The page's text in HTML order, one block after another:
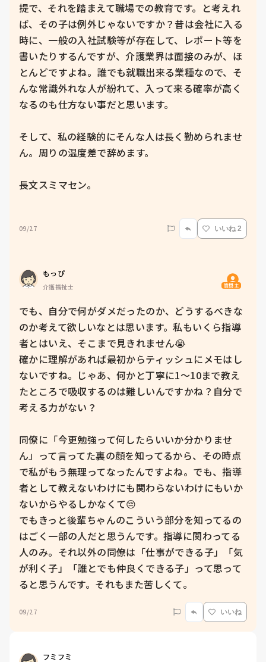
提で、それを踏まえて職場での教育です。と考えれ
ば、その子は例外じゃないですか？昔は会社に入る
時に、一般の入社試験等が存在して、レポート等を
書いたりするんですが、介護業界は面接のみが、ほ
とんどですよね。誰でも就職出来る業種なので、そ
んな常識外れな人が紛れて、入って来る確率が高く
なるのも仕方ない事だと思います。
そして、私の経験的にそんな人は長く勤められませ
ん。周りの温度差で辞めます。
長文スミマセン。
09/27 いいね 2
もっぴ
介護福祉士 質問主
でも、自分で何がダメだったのか、どうするべきな
のか考えて欲しいなとは思います。私もいくら指導
者とはいえ、そこまで見きれません😭
確かに理解があれば最初からティッシュにメモはし
ないですね。じゃあ、何かと丁寧に1〜10まで教え
たところで吸収するのは難しいんですかね？自分で
考える力がない？
同僚に「今更勉強って何したらいいか分かりませ
ん」って言ってた裏の顔を知ってるから、その時点
で私がもう無理ってなったんですよね。でも、指導
者として教えないわけにも関わらないわけにもいか
ないからやるしかなくて😔
でもきっと後輩ちゃんのこういう部分を知ってるの
はごく一部の人だと思うんです。指導に関わってる
人のみ。それ以外の同僚は「仕事ができる子」「気
が利く子」「誰とでも仲良くできる子」って思って
ると思うんです。それもまた苦しくて。
09/27 いいね
フミフミ